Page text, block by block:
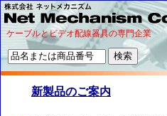
ケーブルとビデオ配線器具の専門企業
新製品のご案内